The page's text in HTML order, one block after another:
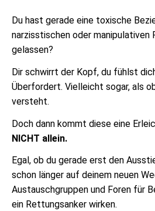
Du hast gerade eine toxische
narzisstischen oder manipulativen
gelassen?
Dir schwirrt der Kopf, du fühlst
Überfordert. Vielleicht sogar, als
versteht.
Doch dann kommt diese eine
NICHT allein.
Egal, ob du gerade erst den
schon länger auf deinem neuen
Austauschgruppen und Foren für
ein Rettungsanker wirken.